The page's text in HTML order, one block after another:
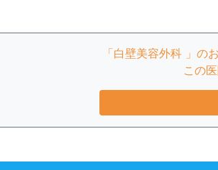
「白壁美容外科 」の
この